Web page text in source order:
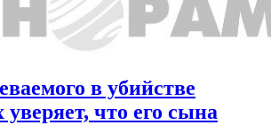
в убийстве
что его сына